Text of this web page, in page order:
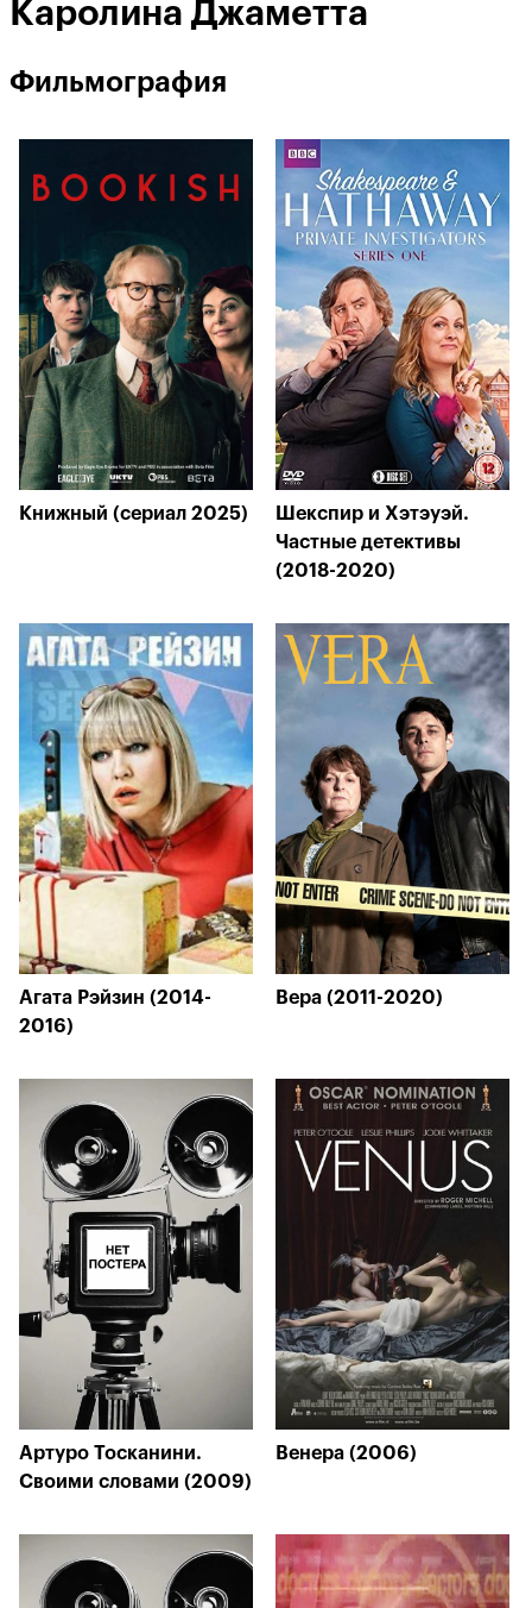
Каролина Джаметта
Фильмография
Книжный (сериал 2025)
Шекспир и Хэтэуэй.
Частные детективы
(2018-2020)
Агата Рэйзин (2014-
2016)
Вера (2011-2020)
Артуро Тосканини.
Своими словами (2009)
Венера (2006)